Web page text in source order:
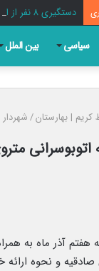
دستگیری ۸ نفر از اشرار مسلح شاخص و مرتبطین گروهک‌های تروریستی
سیاسی بین الملل
کریم | بهارستان/
اتوبوسرانی
هفتم آذر ماه به
و نحوه